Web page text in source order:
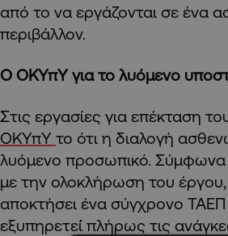
από το να εργάζονται σε ένα
περιβάλλον.
Ο ΟΚΥπΥ για το λυόμενο
Στις εργασίες για επέκταση
ΟΚΥπΥ το ότι η διαλογή
λυόμενο προσωπικό. Σύμφωνα
με την ολοκλήρωση του
αποκτήσει ένα σύγχρονο
εξυπηρετεί́ πλήρως τις